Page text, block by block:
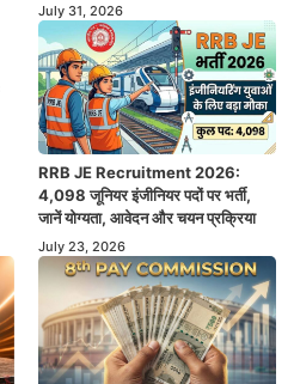
July 31, 2026
RRB JE Recruitment 2026:
4,098 जूनियर इंजीनियर पदों पर भर्ती,
जानें योग्यता, आवेदन और चयन प्रक्रिया
July 23, 2026